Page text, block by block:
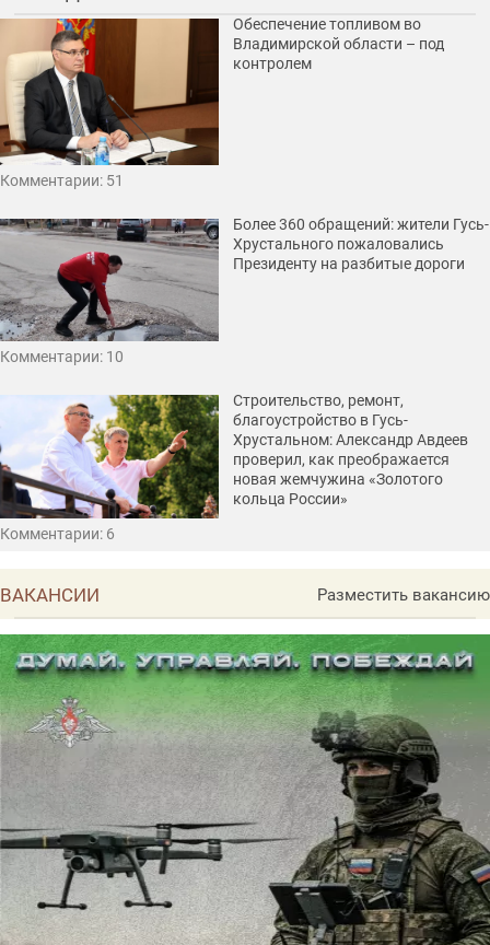
Обеспечение топливом во
Владимирской области – под
контролем
Комментарии: 51
Более 360 обращений: жители Гусь-
Хрустального пожаловались
Президенту на разбитые дороги
Комментарии: 10
Строительство, ремонт,
благоустройство в Гусь-
Хрустальном: Александр Авдеев
проверил, как преображается
новая жемчужина «Золотого
кольца России»
Комментарии: 6
ВАКАНСИИ Разместить вакансию